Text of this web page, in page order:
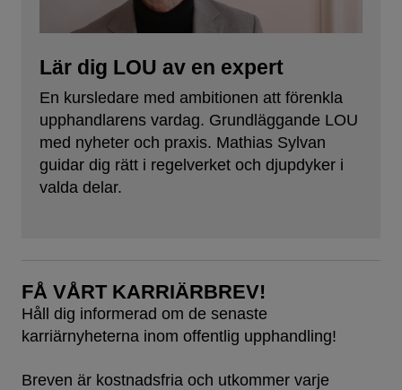
Lär dig LOU av en expert
En kursledare med ambitionen att förenkla
upphandlarens vardag. Grundläggande LOU
med nyheter och praxis. Mathias Sylvan
guidar dig rätt i regelverket och djupdyker i
valda delar.
FÅ VÅRT KARRIÄRBREV!
Håll dig informerad om de senaste
karriärnyheterna inom offentlig upphandling!
Breven är kostnadsfria och utkommer varje